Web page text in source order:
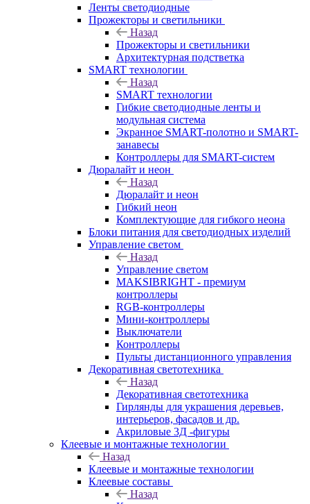
Ленты светодиодные
Прожекторы и светильники
Назад
Прожекторы и светильники
Архитектурная подстветка
SMART технологии
Назад
SMART технологии
Гибкие светодиодные ленты и
модульная система
Экранное SMART-полотно и SMART-
занавесы
Контроллеры для SMART-систем
Дюралайт и неон
Назад
Дюралайт и неон
Гибкий неон
Комплектующие для гибкого неона
Блоки питания для светодиодных изделий
Управление светом
Назад
Управление светом
MAKSIBRIGHT - премиум
контроллеры
RGB-контроллеры
Мини-контроллеры
Выключатели
Контроллеры
Пульты дистанционного управления
Декоративная светотехника
Назад
Декоративная светотехника
Гирлянды для украшения деревьев,
интерьеров, фасадов и др.
Акриловые 3Д -фигуры
Клеевые и монтажные технологии
Назад
Клеевые и монтажные технологии
Клеевые составы
Назад